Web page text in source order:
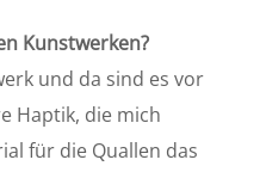
Kunstwerken?
und da sind es vor
Haptik, die mich
für die Quallen das